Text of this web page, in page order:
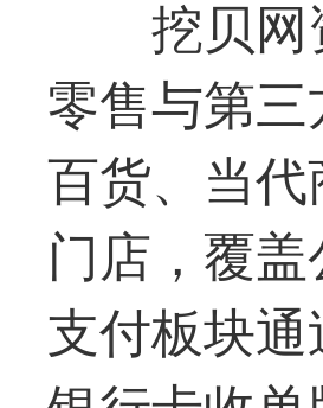
挖贝
零售与第
百货、当
门店，覆
支付板块